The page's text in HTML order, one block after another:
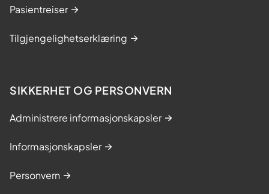
Pasientreiser
Tilgjengelighetserklæring
SIKKERHET OG PERSONVERN
Administrere informasjonskapsler
Informasjonskapsler
Personvern